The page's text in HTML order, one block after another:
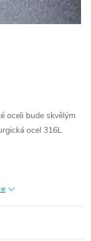
oceli bude skvělým
ocel 316L